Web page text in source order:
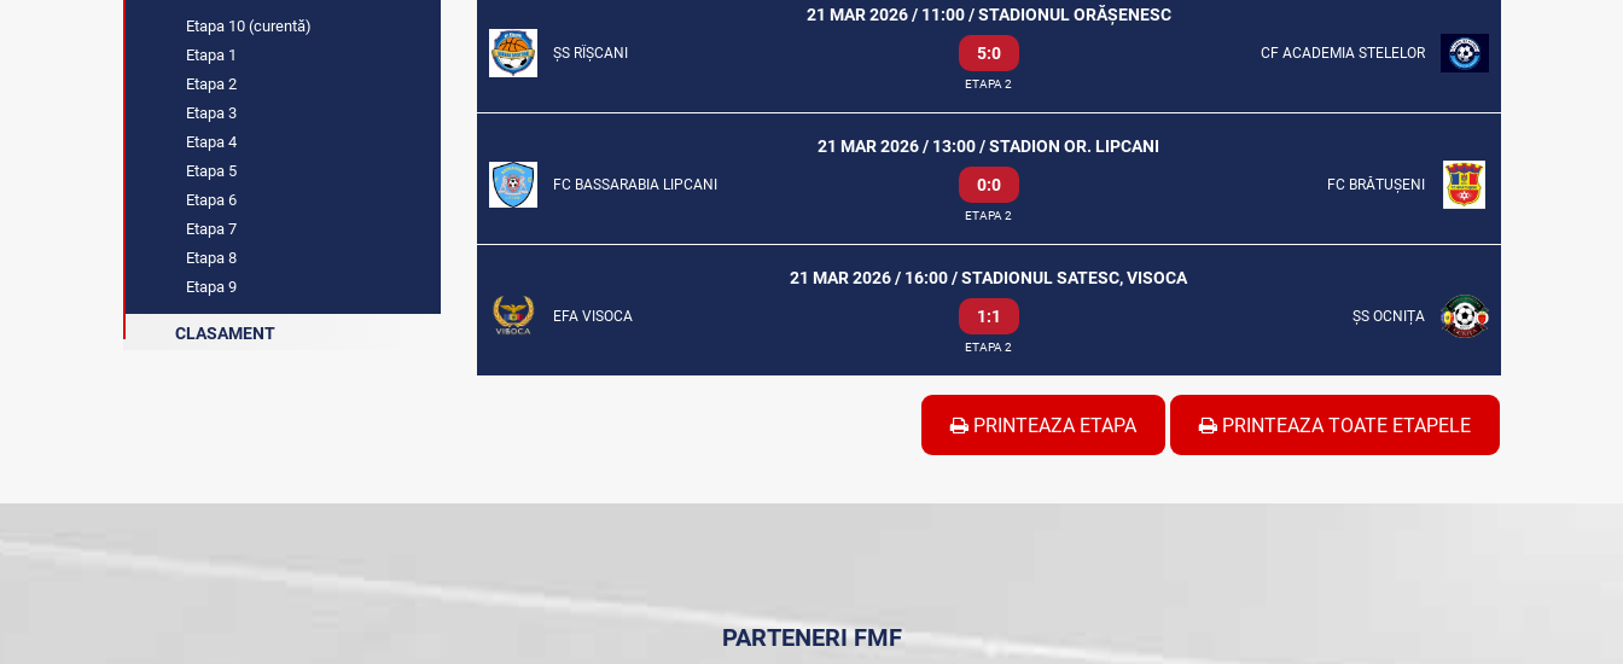
Etapa 10 (curentă)
Etapa 1
Etapa 2
Etapa 3
Etapa 4
Etapa 5
Etapa 6
Etapa 7
Etapa 8
Etapa 9
CLASAMENT
21 MAR 2026 / 11:00 / STADIONUL ORĂȘENESC
ȘS RÎȘCANI 5:0 CF ACADEMIA STELELOR
ETAPA 2
21 MAR 2026 / 13:00 / STADION OR. LIPCANI
FC BASSARABIA LIPCANI 0:0 FC BRĂTUȘENI
ETAPA 2
21 MAR 2026 / 16:00 / STADIONUL SATESC, VISOCA
EFA VISOCA 1:1 ȘS OCNIȚA
ETAPA 2
PRINTEAZA ETAPA PRINTEAZA TOATE ETAPELE
PARTENERI FMF